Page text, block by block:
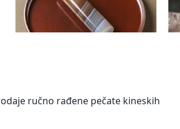
ručno rađene pečate kineskih